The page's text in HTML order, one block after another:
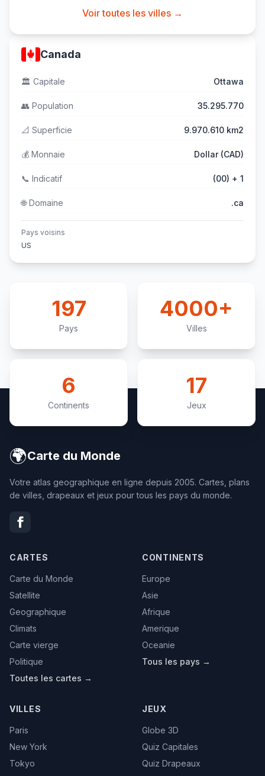
Voir toutes les villes →
Canada
🏛️ Capitale Ottawa
👥 Population 35.295.770
📐 Superficie 9.970.610 km2
💰 Monnaie Dollar (CAD)
📞 Indicatif (00) + 1
🌐Domaine .ca
Pays voisins
US
197
Pays
4000+
Villes
6
Continents
17
Jeux
🌍Carte du Monde
Votre atlas geographique en ligne depuis 2005. Cartes, plans
de villes, drapeaux et jeux pour tous les pays du monde.
CARTES
Carte du Monde
Satellite
Geographique
Climats
Carte vierge
Politique
Toutes les cartes →
CONTINENTS
Europe
Asie
Afrique
Amerique
Oceanie
Tous les pays →
VILLES
Paris
New York
Tokyo
JEUX
Globe 3D
Quiz Capitales
Quiz Drapeaux